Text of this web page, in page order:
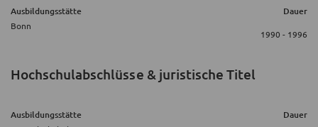
Ausbildungsstätte Dauer
Bonn
1990 - 1996
Hochschulabschlüsse & juristische Titel
Ausbildungsstätte Dauer